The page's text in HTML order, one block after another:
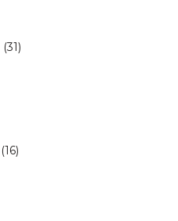
(31)
(16)